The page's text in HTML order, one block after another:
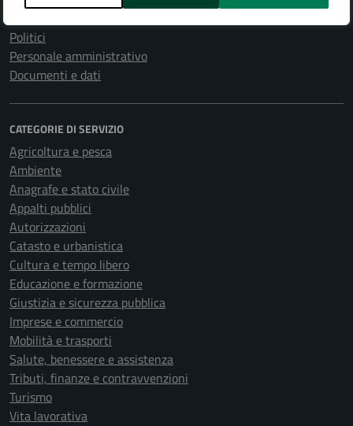
Politici
Personale amministrativo
Documenti e dati
CATEGORIE DI SERVIZIO
Agricoltura e pesca
Ambiente
Anagrafe e stato civile
Appalti pubblici
Autorizzazioni
Catasto e urbanistica
Cultura e tempo libero
Educazione e formazione
Giustizia e sicurezza pubblica
Imprese e commercio
Mobilità e trasporti
Salute, benessere e assistenza
Tributi, finanze e contravvenzioni
Turismo
Vita lavorativa